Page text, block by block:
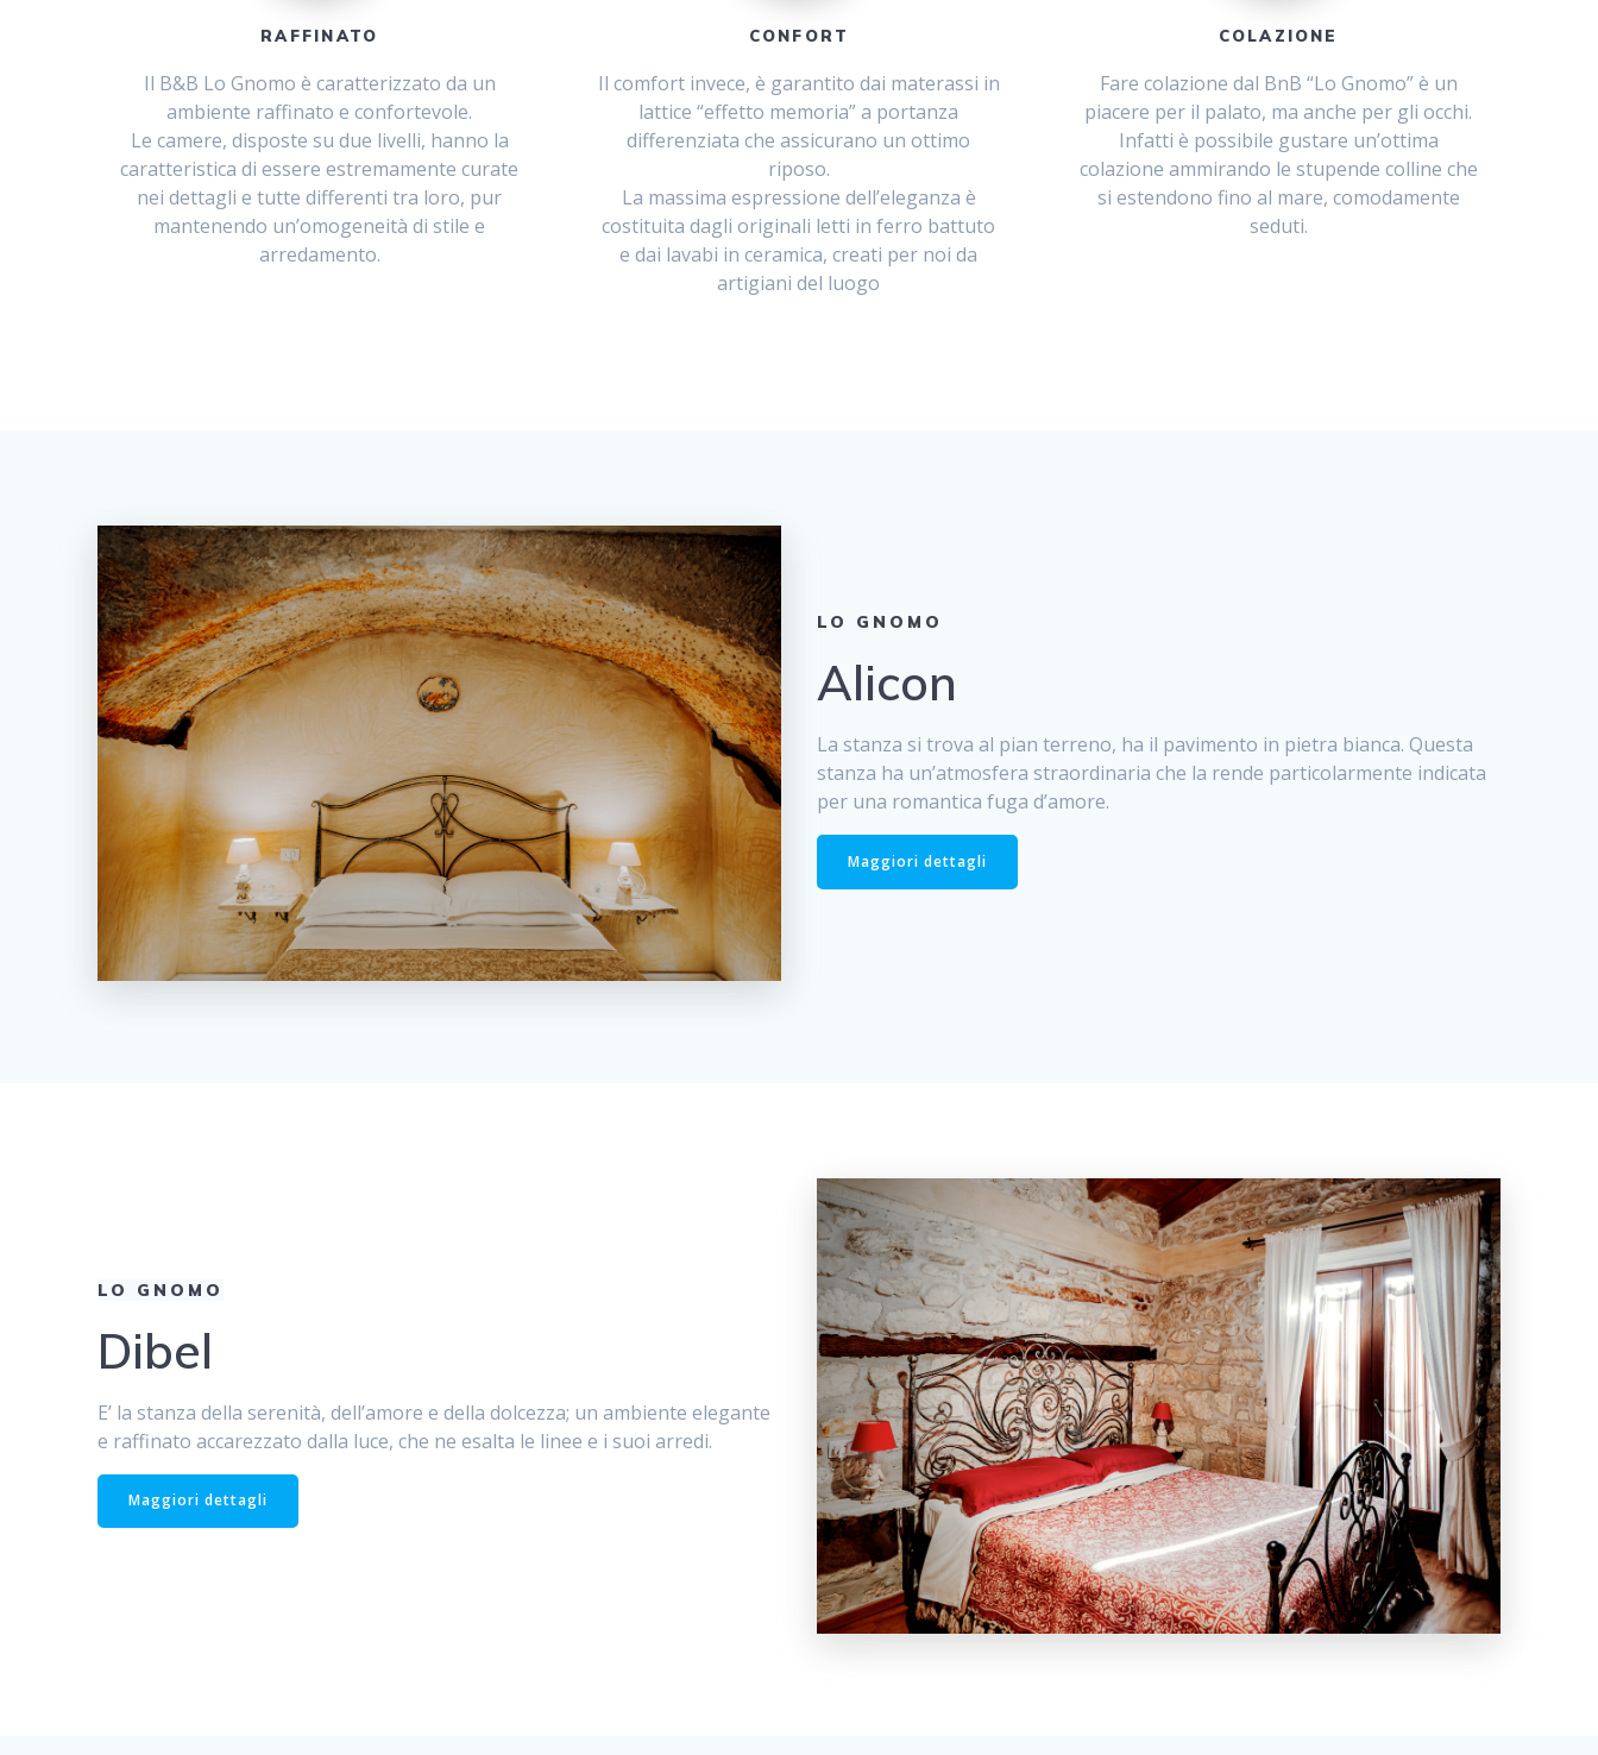
RAFFINATO
Il B&B Lo Gnomo è caratterizzato da un
ambiente raffinato e confortevole.
Le camere, disposte su due livelli, hanno la
caratteristica di essere estremamente curate
nei dettagli e tutte differenti tra loro, pur
mantenendo un’omogeneità di stile e
arredamento.
CONFORT
Il comfort invece, è garantito dai materassi in
lattice “effetto memoria” a portanza
differenziata che assicurano un ottimo
riposo.
La massima espressione dell’eleganza è
costituita dagli originali letti in ferro battuto
e dai lavabi in ceramica, creati per noi da
artigiani del luogo
COLAZIONE
Fare colazione dal BnB “Lo Gnomo” è un
piacere per il palato, ma anche per gli occhi.
Infatti è possibile gustare un’ottima
colazione ammirando le stupende colline che
si estendono fino al mare, comodamente
seduti.
LO GNOMO
Alicon
La stanza si trova al pian terreno, ha il pavimento in pietra bianca. Questa
stanza ha un’atmosfera straordinaria che la rende particolarmente indicata
per una romantica fuga d’amore.
Maggiori dettagli
LO GNOMO
Dibel
E’ la stanza della serenità, dell’amore e della dolcezza; un ambiente elegante
e raffinato accarezzato dalla luce, che ne esalta le linee e i suoi arredi.
Maggiori dettagli